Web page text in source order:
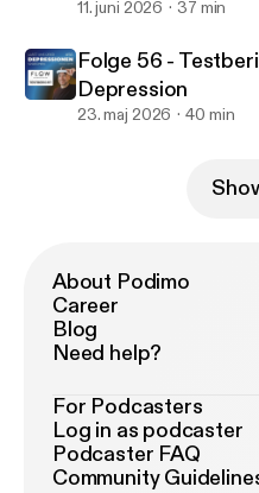
11. juni 2026 37 min
Folge 56 -
Depression
23. maj 2026 40 min
About Podimo
Career
Blog
Need help?
For Podcasters
Log in as podcaster
Podcaster FAQ
Community